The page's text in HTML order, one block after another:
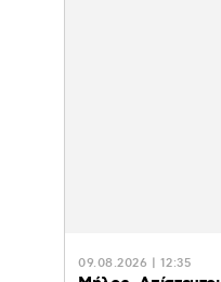
09.08.2026 | 12:35